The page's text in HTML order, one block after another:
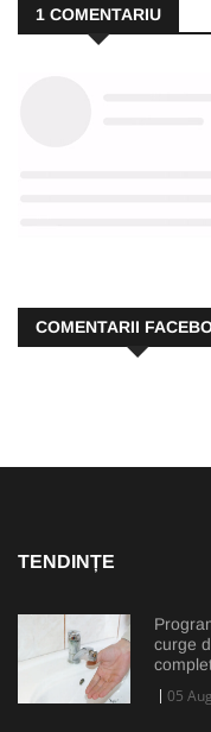
1 COMENTARIU
COMENTARII
TENDINȚE
curge
05